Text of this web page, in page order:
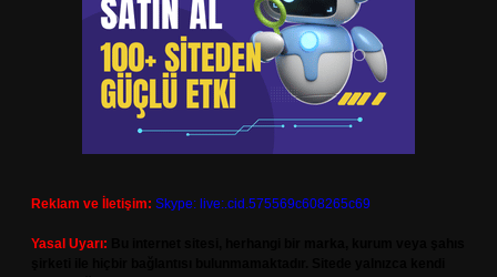
Reklam ve İletişim: Skype: live:.cid.575569c608265c69
Yasal Uyarı: